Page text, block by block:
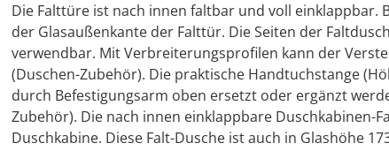
Die Falttüre ist nach innen faltbar und voll einklappbar.
der Glasaußenkante der Falttür. Die Seiten der
verwendbar. Mit Verbreiterungsprofilen kann der
(Duschen-Zubehör). Die praktische Handtuchstange
durch Befestigungsarm oben ersetzt oder ergänzt
Zubehör). Die nach innen einklappbare Duschkabinen-
Duschkabine. Diese Falt-Dusche ist auch in Glashöhe